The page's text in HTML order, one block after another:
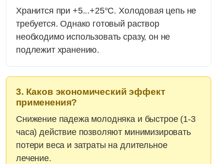
Хранится при +5...+25°C. Холодовая цепь не
требуется. Однако готовый раствор
необходимо использовать сразу, он не
подлежит хранению.
3. Каков экономический эффект
применения?
Снижение падежа молодняка и быстрое (1-3
часа) действие позволяют минимизировать
потери веса и затраты на длительное
лечение.